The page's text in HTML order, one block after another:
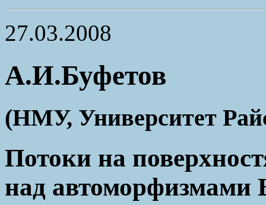
27.03.2008
А.И.Буфетов
(НМУ, Университет
Потоки на
над автоморфизмами